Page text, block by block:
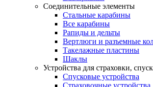
Соединительные элементы
Стальные карабины
Все карабины
Рапиды и дельты
Вертлюги и разъемные
Такелажные пластины
Шаклы
Устройства для страховки,
Спусковые устройства
Страховочные устройства